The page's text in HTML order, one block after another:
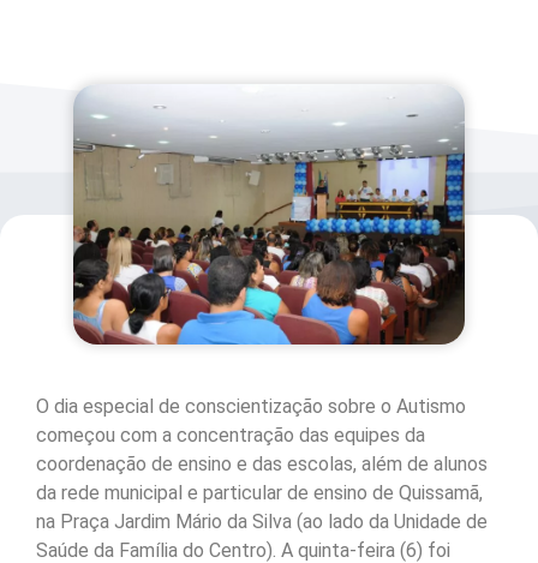
O dia especial de conscientização sobre o Autismo
começou com a concentração das equipes da
coordenação de ensino e das escolas, além de alunos
da rede municipal e particular de ensino de Quissamã,
na Praça Jardim Mário da Silva (ao lado da Unidade de
Saúde da Família do Centro). A quinta-feira (6) foi